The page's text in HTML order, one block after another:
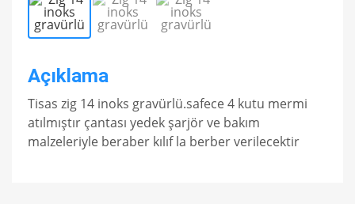
Açıklama
Tisas zig 14 inoks gravürlü.safece 4 kutu mermi
atılmıştır çantası yedek şarjör ve bakım
malzeleriyle beraber kılıf la berber verilecektir